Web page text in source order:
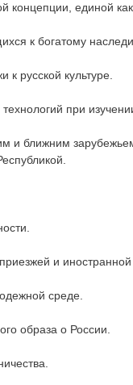
единой
к богатому
русской культуре.
при
и ближним
и
среде.
образа о России.